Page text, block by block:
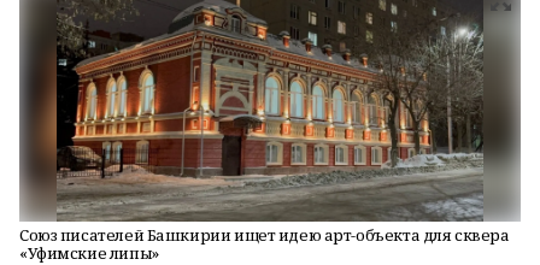
Союз писателей Башкирии ищет идею арт-объекта для сквера
«Уфимские липы»